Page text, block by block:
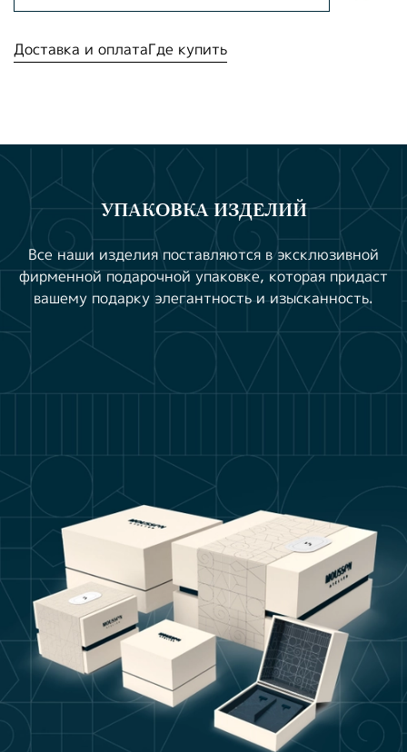
Доставка и оплатаГде купить
УПАКОВКА ИЗДЕЛИЙ
Все наши изделия поставляются в эксклюзивной
фирменной подарочной упаковке, которая придаст
вашему подарку элегантность и изысканность.